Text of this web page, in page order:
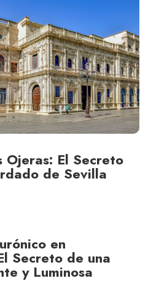
Ojeras: El Secreto
de Sevilla
en
Secreto de una
y Luminosa